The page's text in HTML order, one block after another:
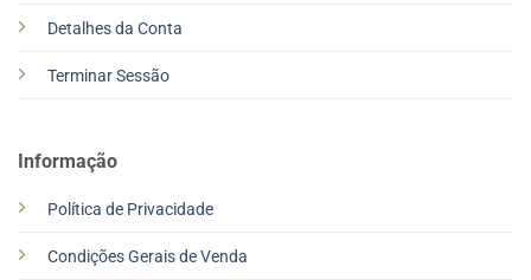
Detalhes da Conta
Terminar Sessão
Informação
Política de Privacidade
Condições Gerais de Venda